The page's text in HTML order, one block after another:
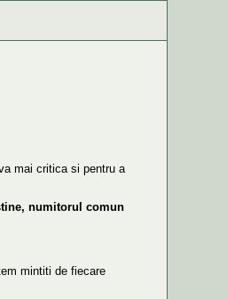
mai critica si pentru a
numitorul comun
mintiti de fiecare